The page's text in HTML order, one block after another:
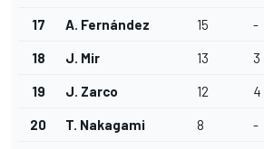
17 A. Fernández 15 -
18 J. Mir 13 3
19 J. Zarco 12 4
20 T. Nakagami 8 -